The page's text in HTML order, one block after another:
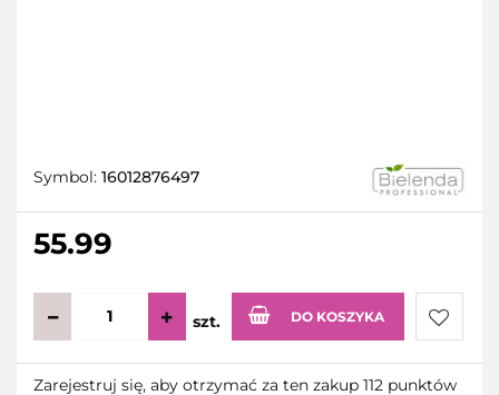
Symbol: 16012876497
55.99
szt. DO KOSZYKA
Do
Zarejestruj się, aby otrzymać za ten zakup 112 punktów